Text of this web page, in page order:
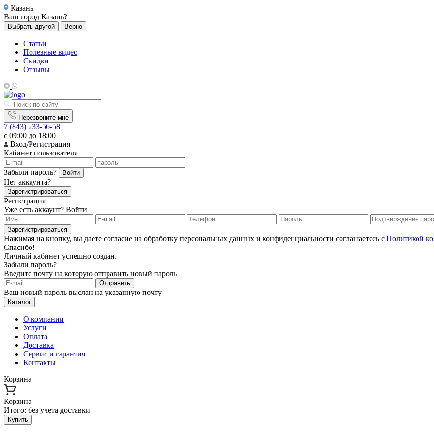
Казань
Ваш город Казань?
Выбрать другой Верно
Статьи
Полезные видео
Скидки
Отзывы
Перезвоните мне
7 (843) 233-56-58
с 09:00 до 18:00
Вход/Регистрация
Кабинет пользователя
Забыли пароль? Войти
Нет аккаунта?
Зарегистрироваться
Регистрация
Уже есть аккаунт? Войти
Зарегистрироваться
Нажимая на кнопку, вы даете согласие на обработку персональных данных и конфиденциальности соглашаетесь с Политикой
Спасибо!
Личный кабинет успешно создан.
Забыли пароль?
Введите почту на которую отправить новый пароль
Отправить
Ваш новый пароль выслан на указанную почту
Каталог
О компании
Услуги
Оплата
Доставка
Сервис и гарантия
Контакты
Корзина
Корзина
Итого: без учета доставки
Купить